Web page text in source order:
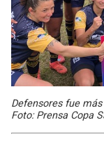
Defensores fue
Foto: Prensa Copa